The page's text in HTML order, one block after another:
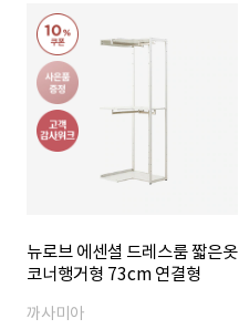
뉴로브 에센셜 드레스룸 짧은옷
코너행거형 73cm 연결형
까사미아